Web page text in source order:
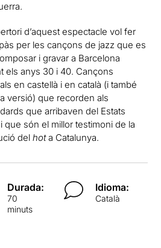
d’aquest espectacle vol fer
per les cançons de jazz que es
i gravar a Barcelona
els anys 30 i 40. Cançons
en castellà i en català (i també
versió) que recorden als
que arribaven del Estats
que són el millor testimoni de la
delhota Catalunya.
Durada:
70
minuts
Idioma:
Català